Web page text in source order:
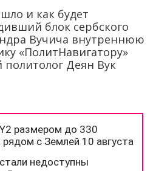
и как будет
блок сербского
Вучича внутреннюю
«ПолитНавигатору»
политолог Деян Вук